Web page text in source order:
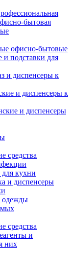
бытовая
офисно-бытовые
и подставки для
и диспенсеры к
и диспенсеры к
и диспенсеры
средства
для кухни
и диспенсеры
одежды
средства
и
них